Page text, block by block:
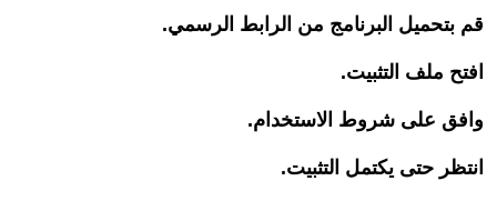
قم بتحميل البرنامج من الرابط الرسمي.
افتح ملف التثبيت.
وافق على شروط الاستخدام.
انتظر حتى يكتمل التثبيت.